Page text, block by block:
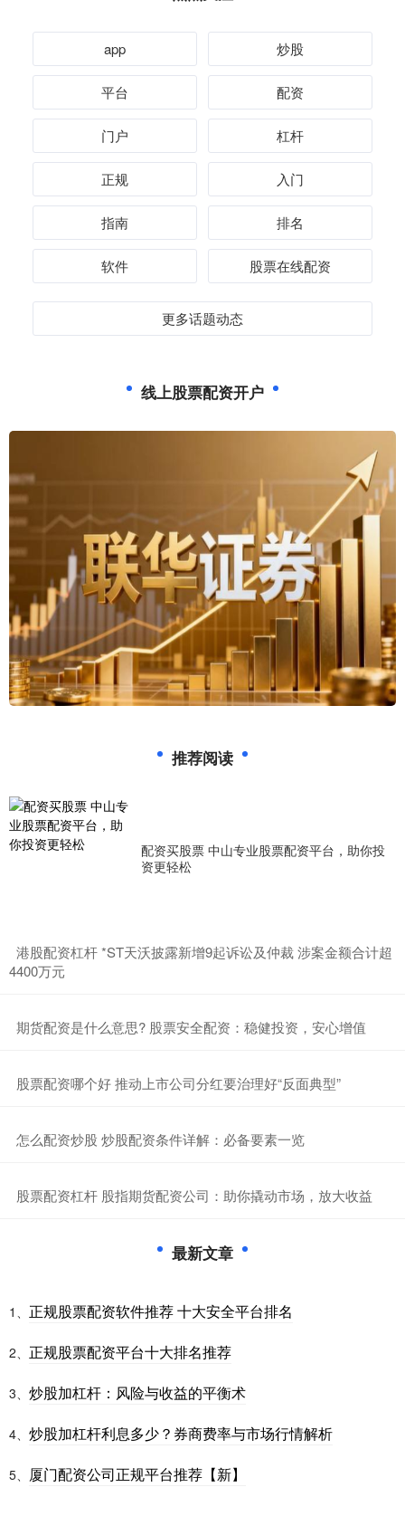
app 炒股
平台 配资
门户 杠杆
正规 入门
指南 排名
软件 股票在线配资
更多话题动态
线上股票配资开户
推荐阅读
配资买股票 中山专业股票配资平台，助你投
资更轻松
​港股配资杠杆 *ST天沃披露新增9起诉讼及仲裁 涉案金额合计超
4400万元
​期货配资是什么意思? 股票安全配资：稳健投资，安心增值
​股票配资哪个好 推动上市公司分红要治理好“反面典型”
​怎么配资炒股 炒股配资条件详解：必备要素一览
​股票配资杠杆 股指期货配资公司：助你撬动市场，放大收益
最新文章
1、 正规股票配资软件推荐 十大安全平台排名
2、 正规股票配资平台十大排名推荐
3、 炒股加杠杆：风险与收益的平衡术
4、 炒股加杠杆利息多少？券商费率与市场行情解析
5、 厦门配资公司正规平台推荐【新】